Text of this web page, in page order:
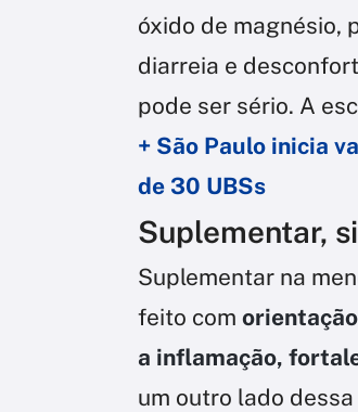
óxido de magnésio,
diarreia e
pode ser sério. A
+ São Paulo inicia
de 30 UBSs
Suplementar,
Suplementar na
feito com
a inflamação,
um outro lado